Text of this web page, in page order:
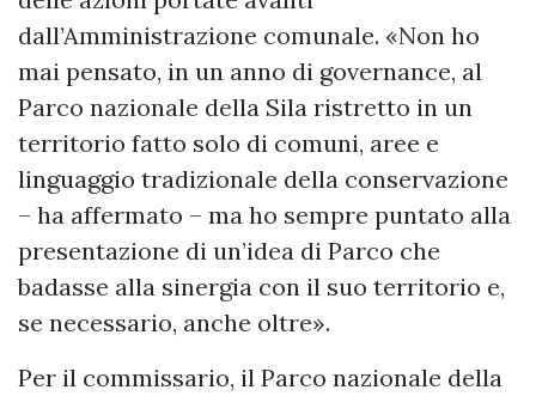
dall’Amministrazione comunale. «Non ho
mai pensato, in un anno di governance, al
Parco nazionale della Sila ristretto in un
territorio fatto solo di comuni, aree e
linguaggio tradizionale della conservazione
– ha affermato – ma ho sempre puntato alla
presentazione di un’idea di Parco che
badasse alla sinergia con il suo territorio e,
se necessario, anche oltre».
Per il commissario, il Parco nazionale della